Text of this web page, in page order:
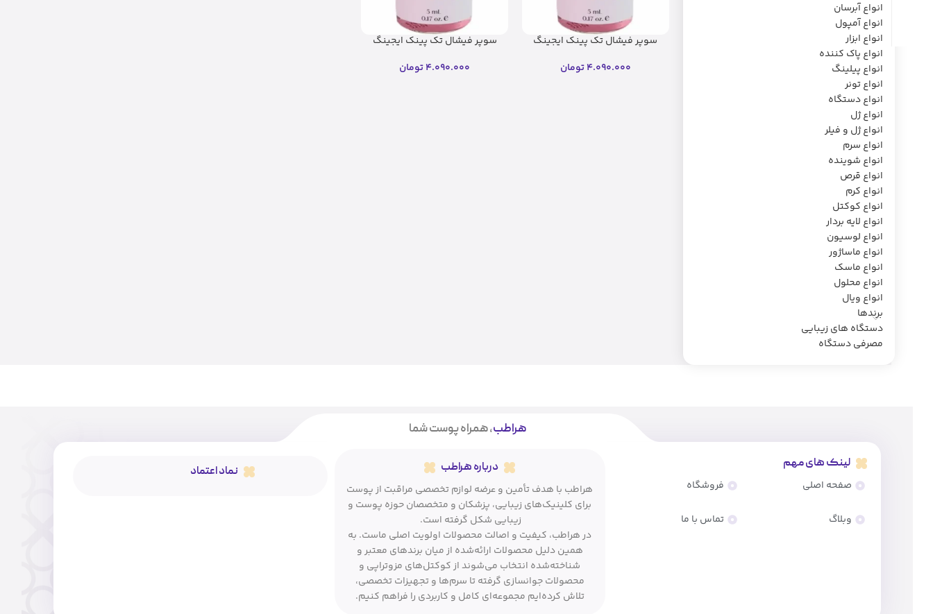
انواع آبرسان
انواع آمپول
انواع ابزار
انواع پاک کننده
انواع پیلینگ
انواع تونر
انواع دستگاه
انواع ژل
انواع ژل و فیلر
انواع سرم
انواع شوینده
انواع قرص
انواع کرم
انواع کوکتل
انواع لایه بردار
انواع لوسیون
انواع ماساژور
انواع ماسک
انواع محلول
انواع ویال
برندها
دستگاه های زیبایی
مصرفی دستگاه
سوپر فیشال تک پینک ایجینگ
4.090.000تومان
سوپر فیشال تک پینک ایجینگ
4.090.000تومان
هراطب، همراه پوست شما
لینک های مهم
صفحه اصلی
وبلاگ
فروشگاه
تماس با ما
درباره هراطب
هراطب با هدف تأمین و عرضه لوازم تخصصی مراقبت از پوست
برای کلینیک‌های زیبایی، پزشکان و متخصصان حوزه پوست و
زیبایی شکل گرفته است.
در هراطب، کیفیت و اصالت محصولات اولویت اصلی ماست. به
همین دلیل محصولات ارائه‌شده از میان برندهای معتبر و
شناخته‌شده انتخاب می‌شوند از کوکتل‌های مزوتراپی و
محصولات جوانسازی گرفته تا سرم‌ها و تجهیزات تخصصی،
تلاش کرده‌ایم مجموعه‌ای کامل و کاربردی را فراهم کنیم.
نماد اعتماد